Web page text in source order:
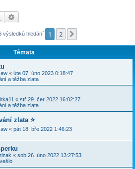
Hledat
výsledků hledání 1 2
Témata
« úte 07. úno 2023 0:18:47
a těžba zlata
« stř 29. čer 2022 16:02:27
a těžba zlata
zlata ⭐️
« pát 18. bře 2022 1:46:23
« sob 26. úno 2022 13:27:53